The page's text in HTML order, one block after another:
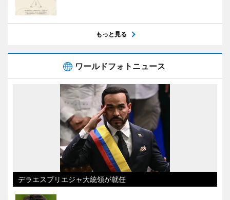
もっと見る
ワールドフォトニュース
デラエスプリエジャ大統領が就任